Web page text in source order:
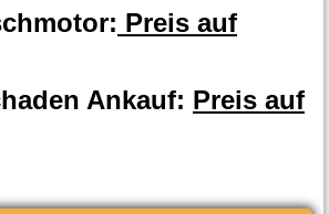
Preis auf
Ankauf: Preis auf